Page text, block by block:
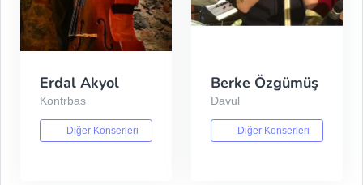
Erdal Akyol
Kontrbas
Diğer Konserleri
Berke Özgümüş
Davul
Diğer Konserleri